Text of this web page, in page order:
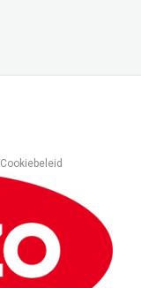
Cookiebeleid